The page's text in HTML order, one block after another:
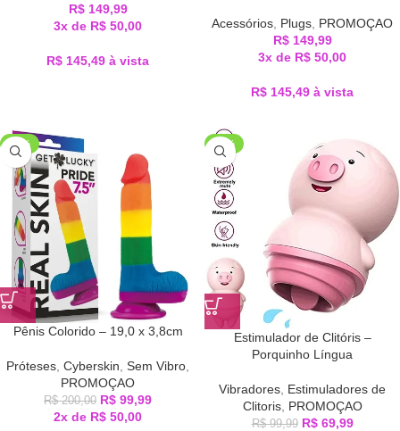
R$149,99
3x de R$ 50,00
R$ 145,49 à vista
Acessórios Plugs PROMOÇAO
R$149,99
3x de R$ 50,00
R$ 145,49 à vista
-50%
Pênis Colorido – 19,0 x 3,8cm
Próteses Cyberskin Sem Vibro
PROMOÇAO
R$200,00 R$ 99,99
2x de R$ 50,00
-30%
Estimulador de Clitóris –
Porquinho Língua
Vibradores Estimuladores de
Clitoris, PROMOÇAO
R$99,99 R$69,99